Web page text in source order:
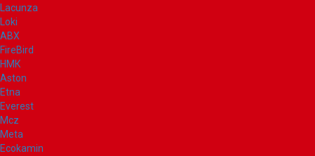
Lacunza
Loki
ABX
FireBird
НМК
Aston
Etna
Everest
Mcz
Meta
Ecokamin